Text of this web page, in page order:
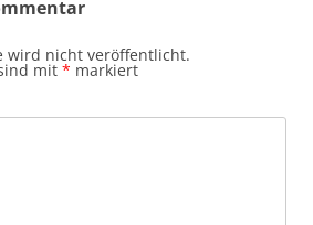
wird nicht veröffentlicht.
mit * markiert